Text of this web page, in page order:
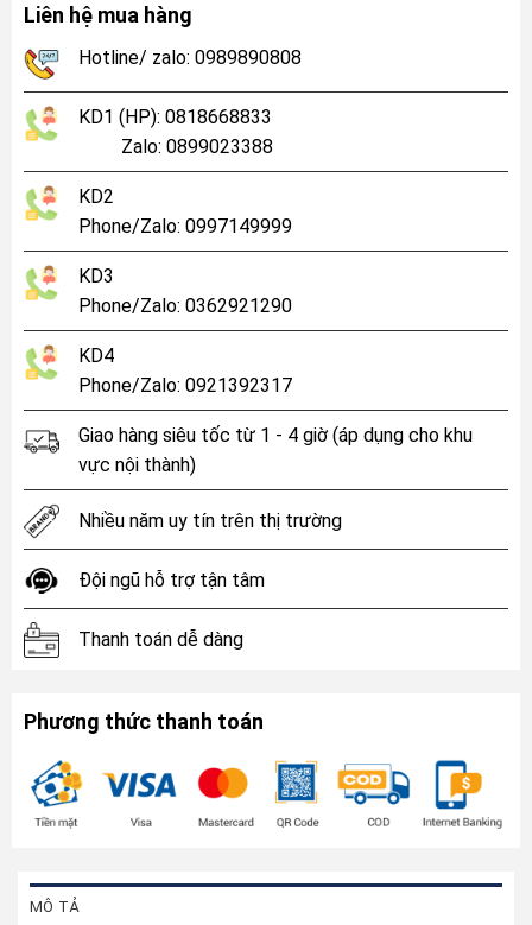
Liên hệ mua hàng
Hotline/ zalo: 0989890808
KD1 (HP): 0818668833
Zalo: 0899023388
KD2
Phone/Zalo: 0997149999
KD3
Phone/Zalo: 0362921290
KD4
Phone/Zalo: 0921392317
Giao hàng siêu tốc từ 1 - 4 giờ (áp dụng cho khu
vực nội thành)
Nhiều năm uy tín trên thị trường
Đội ngũ hỗ trợ tận tâm
Thanh toán dễ dàng
Phương thức thanh toán
MÔ TẢ